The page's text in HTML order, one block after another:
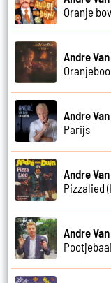
Oranje
Andre
Andre
Parijs
Andre
Pizzalied
Andre